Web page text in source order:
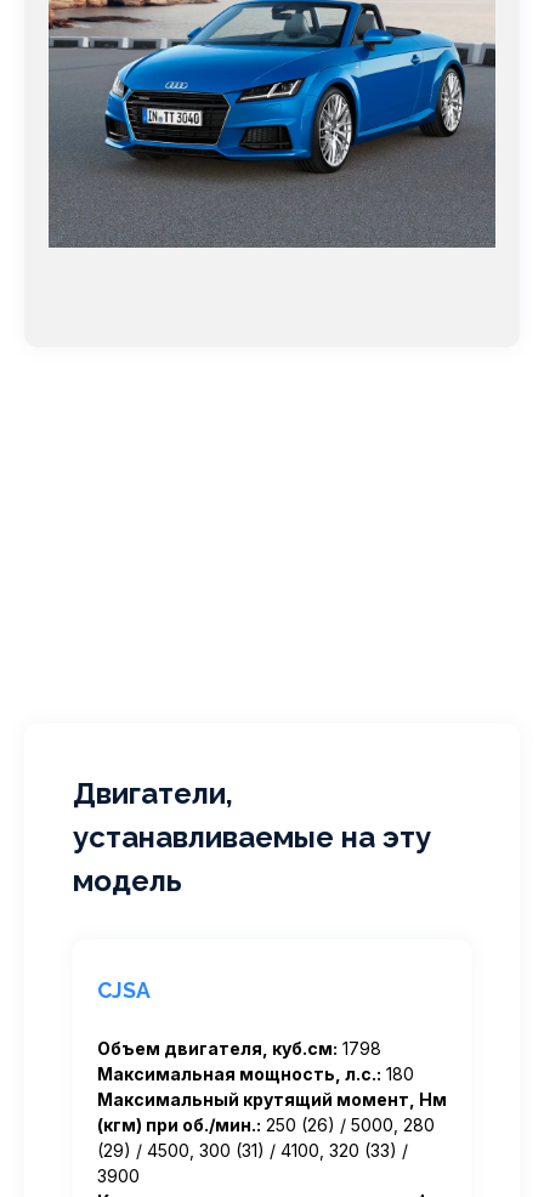
Двигатели,
устанавливаемые на эту
модель
CJSA
Объем двигателя, куб.см: 1798
Максимальная мощность, л.с.: 180
Максимальный крутящий момент, Нм
(кгм) при об./мин.: 250 (26) / 5000, 280
(29) / 4500, 300 (31) / 4100, 320 (33) /
3900